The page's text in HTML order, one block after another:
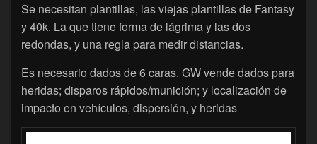
Se necesitan plantillas, las viejas plantillas de Fantasy
y 40k. La que tiene forma de lágrima y las dos
redondas, y una regla para medir distancias.
Es necesario dados de 6 caras. GW vende dados para
heridas; disparos rápidos/munición; y localización de
impacto en vehículos, dispersión, y heridas